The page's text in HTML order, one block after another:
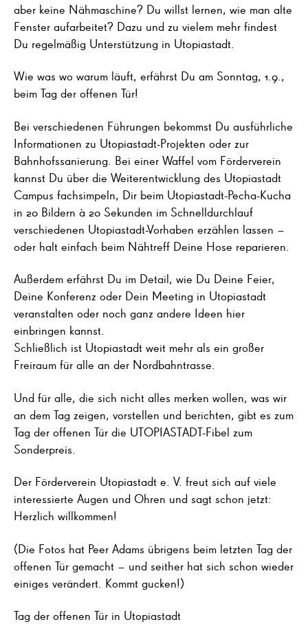
aber keine Nähmaschine? Du willst lernen, wie man alte
Fenster aufarbeitet? Dazu und zu vielem mehr findest
Du regelmäßig Unterstützung in Utopiastadt.
Wie was wo warum läuft, erfährst Du am Sonntag, 1.9.,
beim Tag der offenen Tür!
Bei verschiedenen Führungen bekommst Du ausführliche
Informationen zu Utopiastadt-Projekten oder zur
Bahnhofssanierung. Bei einer Waffel vom Förderverein
kannst Du über die Weiterentwicklung des Utopiastadt
Campus fachsimpeln, Dir beim Utopiastadt-Pecha-Kucha
in 20 Bildern à 20 Sekunden im Schnelldurchlauf
verschiedenen Utopiastadt-Vorhaben erzählen lassen –
oder halt einfach beim Nähtreff Deine Hose reparieren.
Außerdem erfährst Du im Detail, wie Du Deine Feier,
Deine Konferenz oder Dein Meeting in Utopiastadt
veranstalten oder noch ganz andere Ideen hier
einbringen kannst.
Schließlich ist Utopiastadt weit mehr als ein großer
Freiraum für alle an der Nordbahntrasse.
Und für alle, die sich nicht alles merken wollen, was wir
an dem Tag zeigen, vorstellen und berichten, gibt es zum
Tag der offenen Tür die UTOPIASTADT-Fibel zum
Sonderpreis.
Der Förderverein Utopiastadt e. V. freut sich auf viele
interessierte Augen und Ohren und sagt schon jetzt:
Herzlich willkommen!
(Die Fotos hat Peer Adams übrigens beim letzten Tag der
offenen Tür gemacht – und seither hat sich schon wieder
einiges verändert. Kommt gucken!)
Tag der offenen Tür in Utopiastadt